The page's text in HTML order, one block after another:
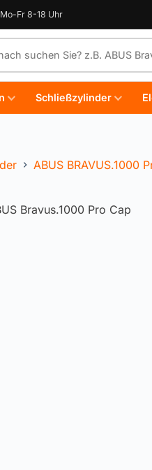
Fr 8-18 Uhr
Schließzylinder
ABUS BRAVUS.1000